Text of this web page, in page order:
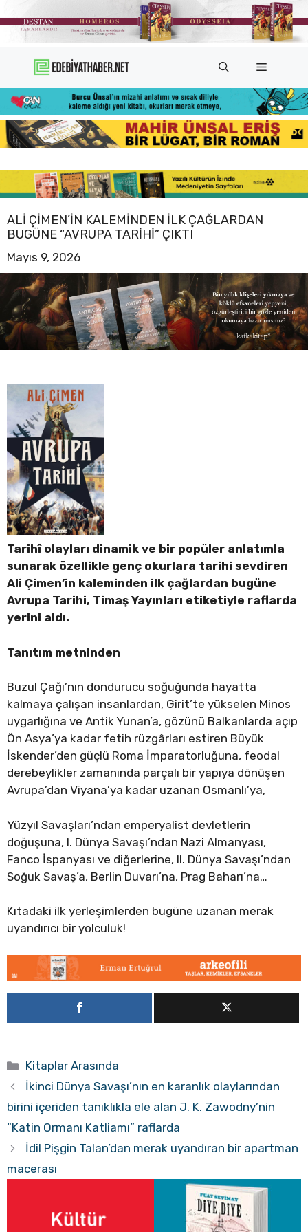
atla
Menü
ALI ÇIMEN’IN KALEMINDEN ILK ÇAĞLARDAN
BUGÜNE “AVRUPA TARIHI” ÇIKTI
Mayıs 9, 2026
Tarihî olayları dinamik ve bir popüler anlatımla
sunarak özellikle genç okurlara tarihi sevdiren
Ali Çimen’in kaleminden ilk çağlardan bugüne
Avrupa Tarihi, Timaş Yayınları etiketiyle raflarda
yerini aldı.
Tanıtım metninden
Buzul Çağı’nın dondurucu soğuğunda hayatta
kalmaya çalışan insanlardan, Girit’te yükselen Minos
uygarlığına ve Antik Yunan’a, gözünü Balkanlarda açıp
Ön Asya’ya kadar fetih rüzgârları estiren Büyük
İskender’den güçlü Roma İmparatorluğuna, feodal
derebeylikler zamanında parçalı bir yapıya dönüşen
Avrupa’dan Viyana’ya kadar uzanan Osmanlı’ya,
Yüzyıl Savaşları’ndan emperyalist devletlerin
doğuşuna, I. Dünya Savaşı’ndan Nazi Almanyası,
Fanco İspanyası ve diğerlerine, II. Dünya Savaşı’ndan
Soğuk Savaş’a, Berlin Duvarı’na, Prag Baharı’na…
Kıtadaki ilk yerleşimlerden bugüne uzanan merak
uyandırıcı bir yolculuk!
Kategoriler
Kitaplar Arasında
İkinci Dünya Savaşı’nın en karanlık olaylarından
birini içeriden tanıklıkla ele alan J. K. Zawodny’nin
“Katin Ormanı Katliamı” raflarda
İdil Pişgin Talan’dan merak uyandıran bir apartman
macerası